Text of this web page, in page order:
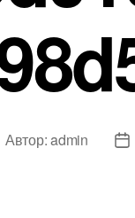
Автор:admin